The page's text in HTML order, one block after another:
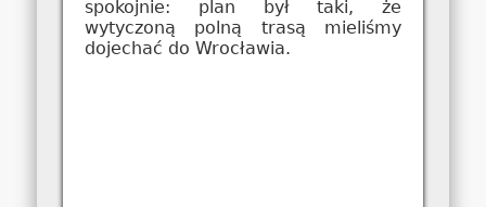
spokojnie: plan był taki, że
wytyczoną polną trasą mieliśmy
dojechać do Wrocławia.